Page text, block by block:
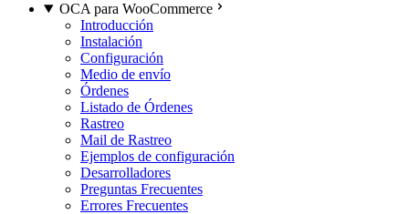
OCA para WooCommerce
Introducción
Instalación
Configuración
Medio de envío
Órdenes
Listado de Órdenes
Rastreo
Mail de Rastreo
Ejemplos de configuración
Desarrolladores
Preguntas Frecuentes
Errores Frecuentes